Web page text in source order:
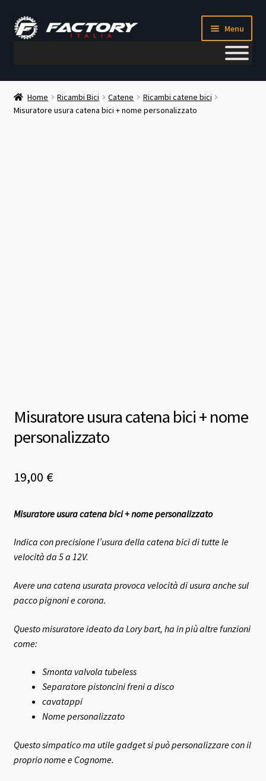
Vai
alla
Vai
al
Menu
Il mio account
Metodi di pagamento
Home Ricambi Bici Catene
Ricambi catene bici
Misuratore usura catena bici + nome personalizzato
Misuratore usura catena bici + nome
personalizzato
19,00 €
Misuratore usura catena bici + nome personalizzato
Indica con precisione l’usura della catena bici di tutte le
velocità da 5 a 12V.
Avere una catena usurata provoca velocità di usura anche sul
pacco pignoni e corona.
Questo misuratore ideato da Lory bart, ha in più altre funzioni
come:
Smonta valvola tubeless
Separatore pistoncini freni a disco
cavatappi
Nome personalizzato
Questo simpatico ma utile gadget si può personalizzare con il
proprio nome e Cognome.